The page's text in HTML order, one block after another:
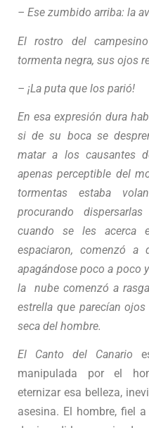
– Ese zumbido arriba: la
El rostro del
tormenta negra, sus ojos
– ¡La puta que los parió!
En esa expresión dura
si de su boca se
matar a los causantes
apenas perceptible del
tormentas estaba
procurando
cuando se les acerca
espaciaron, comenzó
apagándose poco a poco
la nube comenzó a
estrella que parecían
seca del hombre.
El Canto del Canario
manipulada por el
eternizar esa belleza,
asesina. El hombre, fiel